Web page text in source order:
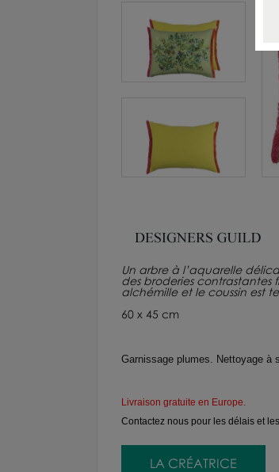
Un arbre à l’aquarelle
des broderies contrastantes
alchémille et le coussin est
60 x 45 cm
Garnissage plumes. Nettoyage à
Livraison gratuite en Europe.
Contactez nous pour les délais et
LA CRÉATRICE